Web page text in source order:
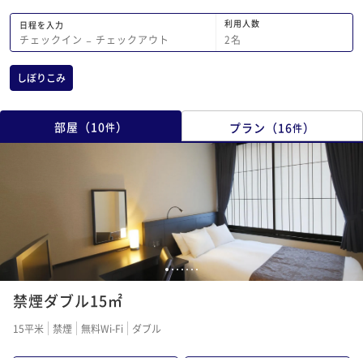
日程を入力
チェックイン − チェックアウト
利用人数
2名
しぼりこみ
部屋 （10件） プラン （16件）
1234567
禁煙ダブル15㎡
15平米 禁煙 無料Wi-Fi ダブル